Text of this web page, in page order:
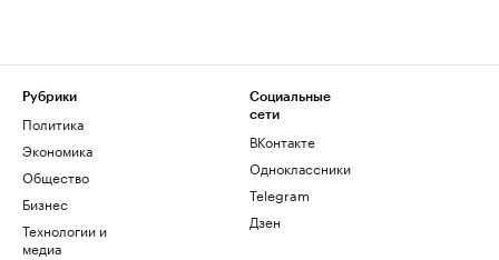
Рубрики
Политика
Экономика
Общество
Бизнес
Технологии и
медиа
Социальные
сети
ВКонтакте
Одноклассники
Telegram
Дзен